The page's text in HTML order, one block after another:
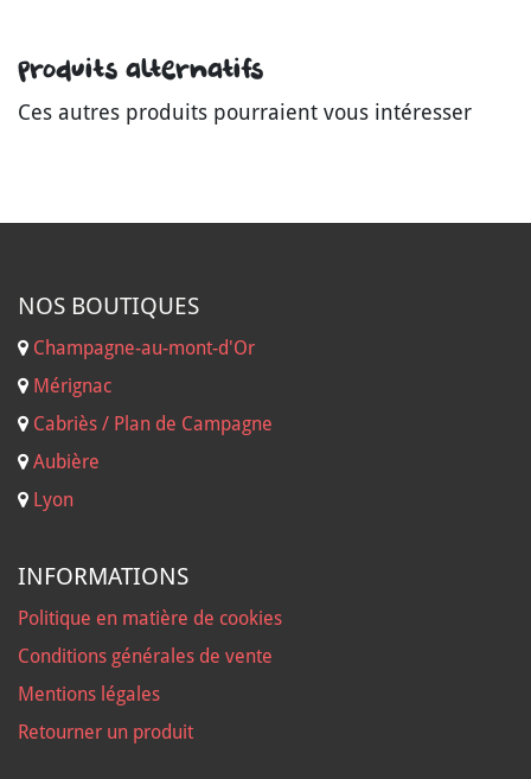
Produits alternatifs
Ces autres produits pourraient vous intéresser
NOS BOUTIQUES
Champagne-au-mont-d'Or
Mérignac
Cabriès / Plan de Campagne
Aubière
Lyon
INFORMATIONS
Politique en matière de cookies
Conditions générales de vente
Mentions légales
Retourner un produit